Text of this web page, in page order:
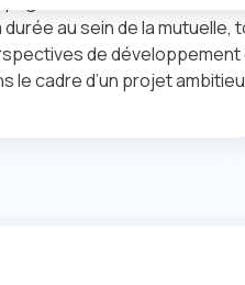
au sein de la mutuelle,
de développement
le cadre d’un projet